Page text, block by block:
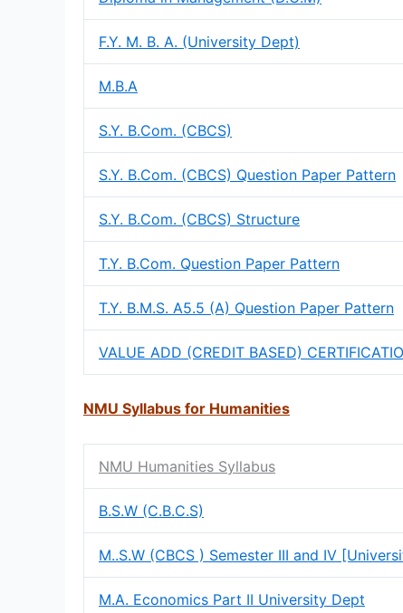
F.Y. M. B. A. (University Dept)
M.B.A
S.Y. B.Com. (CBCS)
S.Y. B.Com. (CBCS) Question Paper Pattern
S.Y. B.Com. (CBCS) Structure
T.Y. B.Com. Question Paper Pattern
T.Y. B.M.S. A5.5 (A) Question Paper Pattern
VALUE ADD (CREDIT BASED)
NMU Syllabus for Humanities
NMU Humanities Syllabus
B.S.W (C.B.C.S)
M..S.W (CBCS ) Semester III and IV
M.A. Economics Part II University Dept